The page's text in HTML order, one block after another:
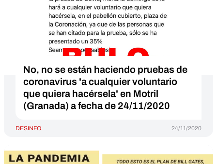
No, no se están haciendo pruebas de
coronavirus 'a cualquier voluntario
que quiera hacérsela' en Motril
(Granada) a fecha de 24/11/2020
DESINFO 24/11/2020